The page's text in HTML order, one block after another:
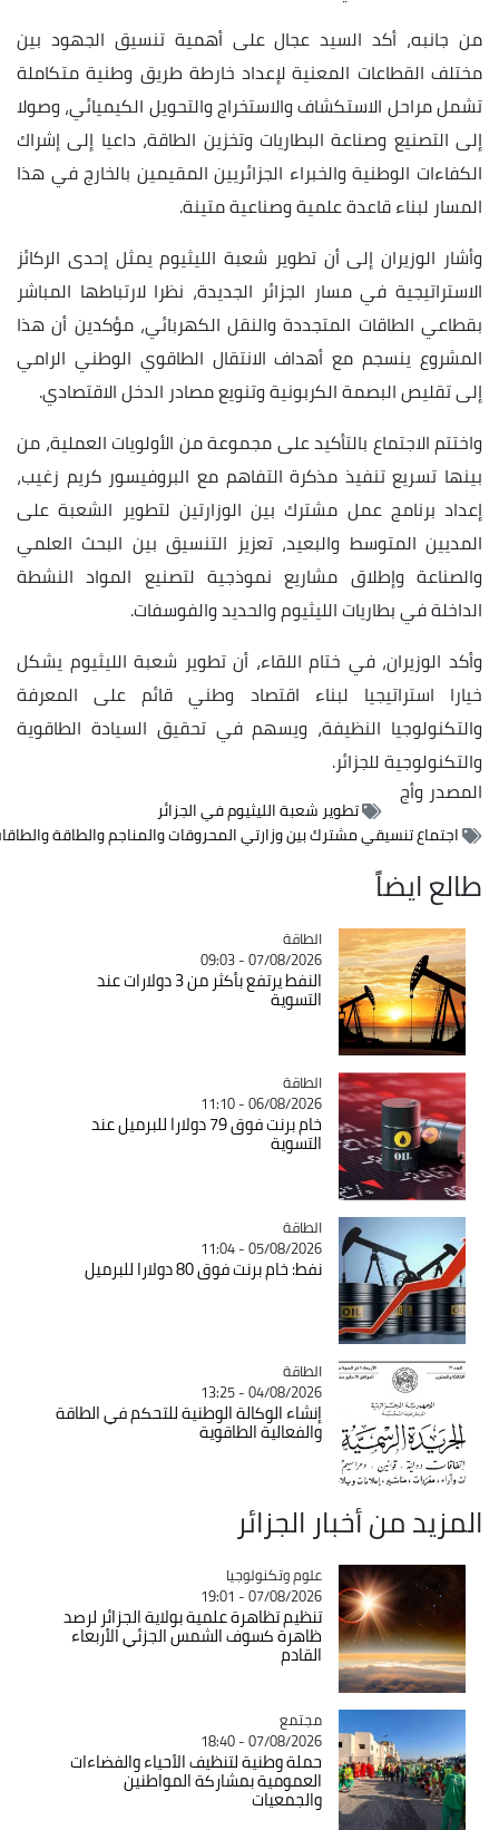
أكد السيد عجال على أهمية تنسيق الجهود بين
المعنية لإعداد خارطة طريق وطنية متكاملة
الاستكشاف والاستخراج والتحويل الكيميائي، وصولا
وصناعة البطاريات وتخزين الطاقة، داعيا إلى إشراك
والخبراء الجزائريين المقيمين بالخارج في هذا
قاعدة علمية وصناعية متينة.
إلى أن تطوير شعبة الليثيوم يمثل إحدى الركائز
في مسار الجزائر الجديدة، نظرا لارتباطها المباشر
المتجددة والنقل الكهربائي، مؤكدين أن هذا
مع أهداف الانتقال الطاقوي الوطني الرامي
الكربونية وتنويع مصادر الدخل الاقتصادي.
بالتأكيد على مجموعة من الأولويات العملية، من
تنفيذ مذكرة التفاهم مع البروفيسور كريم زغيب،
عمل مشترك بين الوزارتين لتطوير الشعبة على
والبعيد، تعزيز التنسيق بين البحث العلمي
وإطلاق مشاريع نموذجية لتصنيع المواد النشطة
الليثيوم والحديد والفوسفات.
في ختام اللقاء، أن تطوير شعبة الليثيوم يشكل
لبناء اقتصاد وطني قائم على المعرفة
النظيفة، ويسهم في تحقيق السيادة الطاقوية
للجزائر.
تطوير شعبة الليثيوم في الجزائر
مشترك بين وزارتي المحروقات والمناجم والطاقة والطاقات المتجددة
Catégorie
الطاقة
07/08/2026 - 09:03
النفط يرتفع بأكثر من 3 دولارات عند
التسوية
Catégorie
الطاقة
06/08/2026 - 11:10
خام برنت فوق 79 دولارا للبرميل عند
التسوية
Catégorie
05/08/2026 - 11:04
نفط: خام برنت فوق 80 دولارا للبرميل
Catégorie
الطاقة
04/08/2026 - 13:25
إنشاء الوكالة الوطنية للتحكم في الطاقة
والفعالية الطاقوية
أخبار الجزائر
Catégorie
علوم وتكنولوجيا
07/08/2026 - 19:01
تنظيم تظاهرة علمية بولاية الجزائر لرصد
ظاهرة كسوف الشمس الجزئي الأربعاء
القادم
07/08/2026 - 18:40
حملة وطنية لتنظيف الأحياء والفضاءات
العمومية بمشاركة المواطنين
والجمعيات